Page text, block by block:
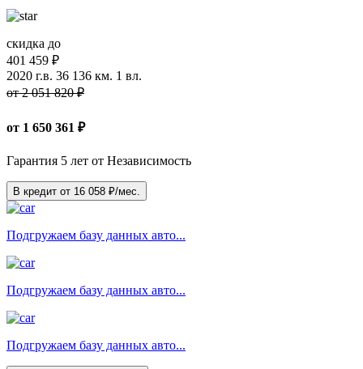
скидка до
401 459 ₽
2020 г.в. 36 136 км. 1 вл.
от 2 051 820 ₽
от 1 650 361 ₽
Гарантия 5 лет от Независимость
В кредит от 16 058 ₽/мес.
Подгружаем базу данных авто...
Подгружаем базу данных авто...
Подгружаем базу данных авто...